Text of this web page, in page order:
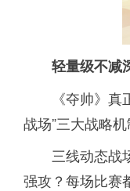
轻量级不减
《夺帅》
战场”三大战略
三线动态战
强攻？每场比赛